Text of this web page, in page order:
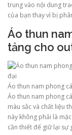
trung vào nội dung
của bạn thay vì bị
Áo thun
tảng cho
Áo thun nam phong
Áo thun nam phong
màu sắc và chất liệu
này không phải là
cần thiết để giữ lại sự